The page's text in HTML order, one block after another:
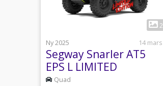
1
2
Ny 2025
14 mars
Segway Snarler AT5
EPS L LIMITED
Quad